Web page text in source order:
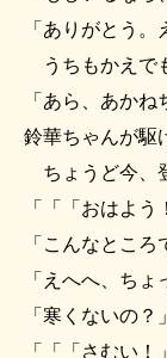
「ありがとう
うちもかえで
「あら、あか
鈴華ちゃんが駆
ちょうど今、
「「「おはよう
「こんなところ
「えへへ、ちょ
「寒くないの？」
「「「さむい！